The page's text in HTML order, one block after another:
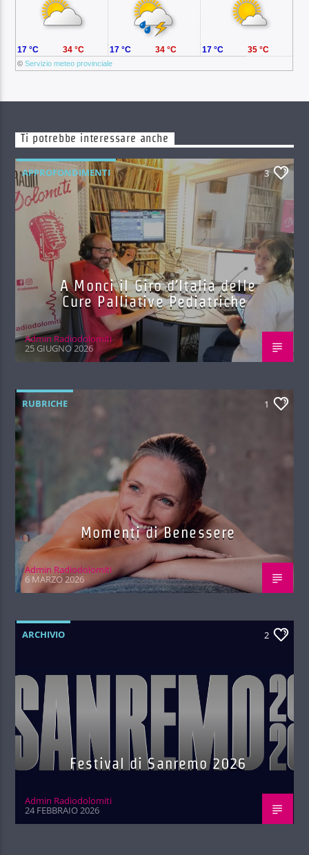
©Servizio meteo provinciale
17 °C 34 °C 17 °C 34 °C 17 °C 35 °C
Ti potrebbe interessare anche
APPROFONDIMENTI 3
A Monci il Giro d’Italia delle
Cure Palliative Pediatriche
Admin Radiodolomiti
25 GIUGNO 2026
RUBRICHE 1
Momenti di Benessere
Admin Radiodolomiti
6 MARZO 2026
ARCHIVIO 2
Festival di Sanremo 2026
Admin Radiodolomiti
24 FEBBRAIO 2026